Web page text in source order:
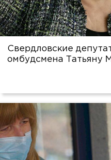
Свердловские
омбудсмена Татьяну